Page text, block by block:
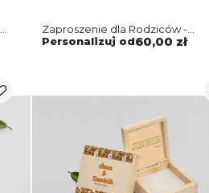
Zaproszenie dla Rodziców -
naturalne Retro Style Motyw 1
Personalizuj od60,00 zł